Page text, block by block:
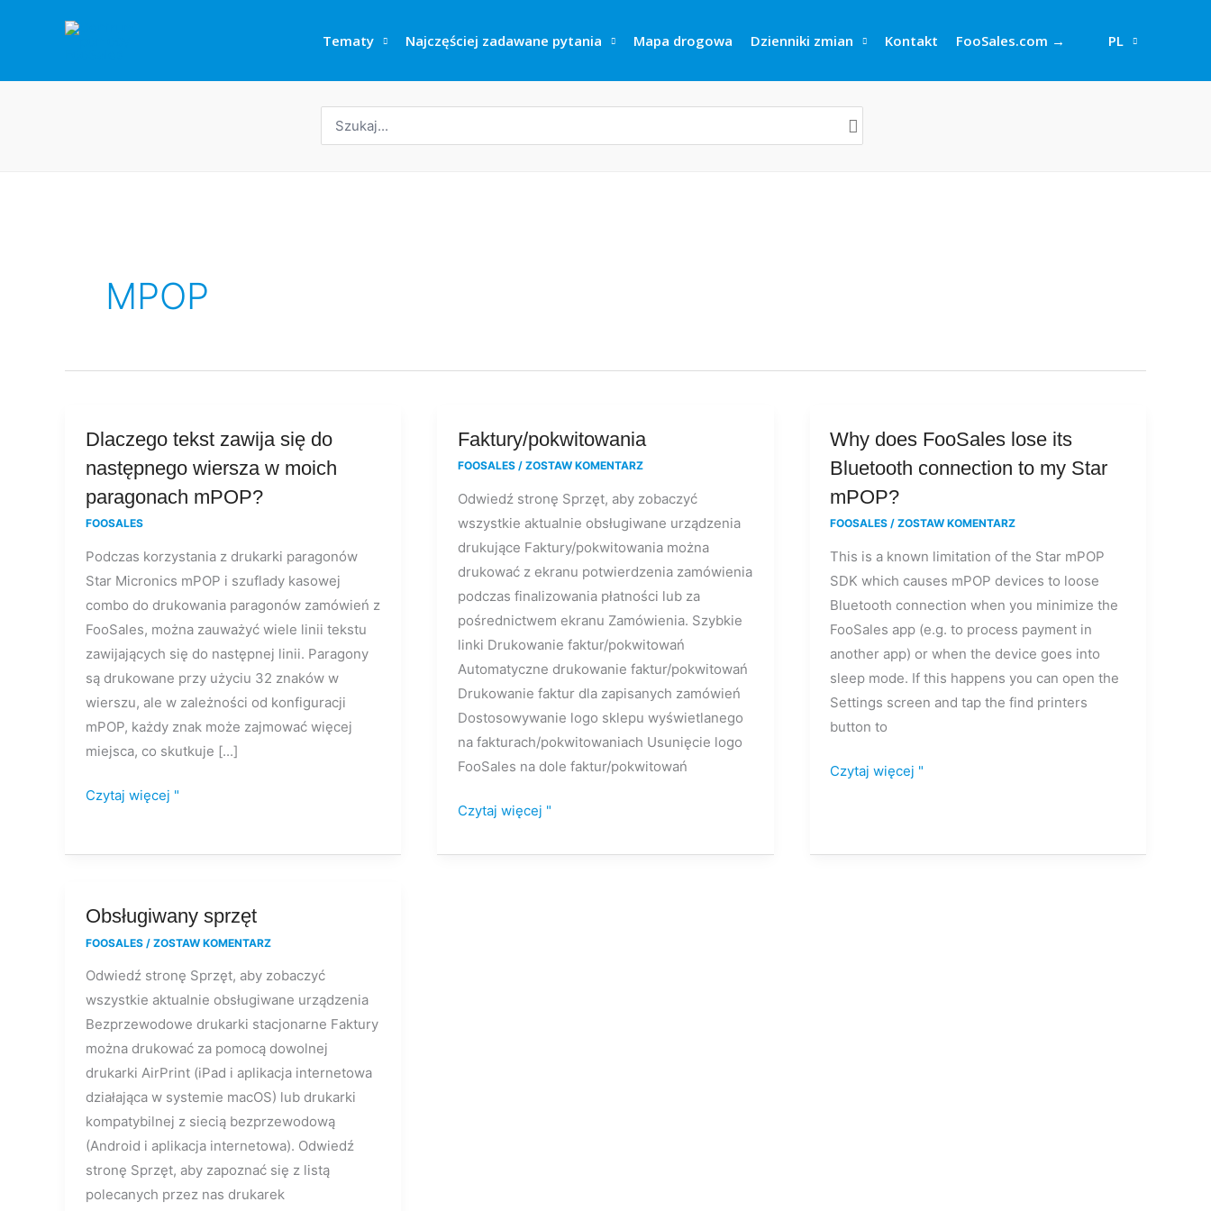
Tematy Najczęściej zadawane pytania Mapa drogowa Dzienniki zmian Kontakt FooSales.com → PL
MPOP
Dlaczego tekst zawija się do
następnego wiersza w moich
paragonach mPOP?
FOOSALES
Podczas korzystania z drukarki paragonów
Star Micronics mPOP i szuflady kasowej
combo do drukowania paragonów zamówień z
FooSales, można zauważyć wiele linii tekstu
zawijających się do następnej linii. Paragony
są drukowane przy użyciu 32 znaków w
wierszu, ale w zależności od konfiguracji
mPOP, każdy znak może zajmować więcej
miejsca, co skutkuje [...]
Dlaczego
tekst
się
następnego
wiersza
w
moich
paragonach
mPOP?
Czytaj więcej "
Faktury/pokwitowania
FOOSALES / ZOSTAW KOMENTARZ
Odwiedź stronę Sprzęt, aby zobaczyć
wszystkie aktualnie obsługiwane urządzenia
drukujące Faktury/pokwitowania można
drukować z ekranu potwierdzenia zamówienia
podczas finalizowania płatności lub za
pośrednictwem ekranu Zamówienia. Szybkie
linki Drukowanie faktur/pokwitowań
Automatyczne drukowanie faktur/pokwitowań
Drukowanie faktur dla zapisanych zamówień
Dostosowywanie logo sklepu wyświetlanego
na fakturach/pokwitowaniach Usunięcie logo
FooSales na dole faktur/pokwitowań
Faktury/pokwitowania
Czytaj więcej "
Why does FooSales lose its
Bluetooth connection to my Star
mPOP?
FOOSALES/ZOSTAW KOMENTARZ
This is a known limitation of the Star mPOP
SDK which causes mPOP devices to loose
Bluetooth connection when you minimize the
FooSales app (e.g. to process payment in
another app) or when the device goes into
sleep mode. If this happens you can open the
Settings screen and tap the find printers
button to
Why
does
lose
Bluetooth
connection
to
my
Star
mPOP?
Czytaj więcej "
Obsługiwany sprzęt
FOOSALES / ZOSTAW KOMENTARZ
Odwiedź stronę Sprzęt, aby zobaczyć
wszystkie aktualnie obsługiwane urządzenia
Bezprzewodowe drukarki stacjonarne Faktury
można drukować za pomocą dowolnej
drukarki AirPrint (iPad i aplikacja internetowa
działająca w systemie macOS) lub drukarki
kompatybilnej z siecią bezprzewodową
(Android i aplikacja internetowa). Odwiedź
stronę Sprzęt, aby zapoznać się z listą
polecanych przez nas drukarek
Obsługiwany
sprzęt